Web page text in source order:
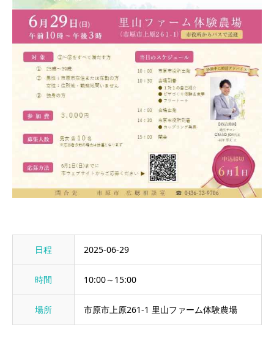
日程 2025-06-29
時間 10:00～15:00
場所 市原市上原261-1 里山ファーム体験農場